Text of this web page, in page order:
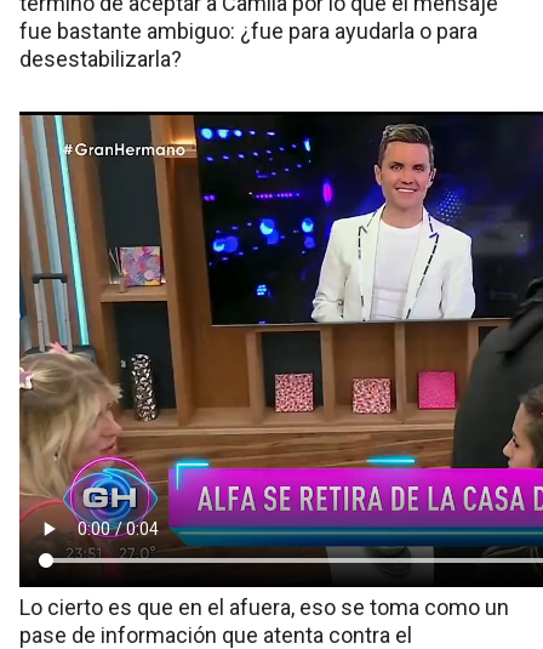
fue bastante ambiguo: ¿fue para ayudarla o para
desestabilizarla?
Lo cierto es que en el afuera, eso se toma como un
pase de información que atenta contra el